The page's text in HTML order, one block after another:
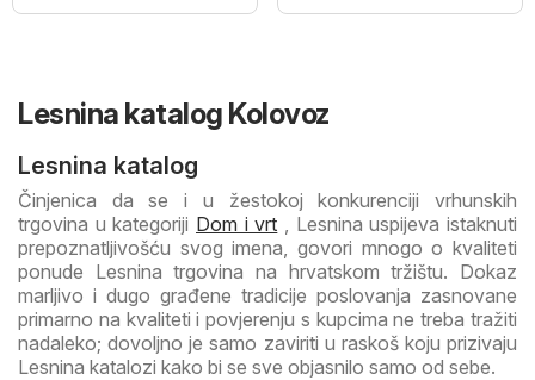
Lesnina katalog Kolovoz
Lesnina katalog
Činjenica da se i u žestokoj konkurenciji vrhunskih
trgovina u kategoriji Dom i vrt , Lesnina uspijeva istaknuti
prepoznatljivošću svog imena, govori mnogo o kvaliteti
ponude Lesnina trgovina na hrvatskom tržištu. Dokaz
marljivo i dugo građene tradicije poslovanja zasnovane
primarno na kvaliteti i povjerenju s kupcima ne treba tražiti
nadaleko; dovoljno je samo zaviriti u raskoš koju prizivaju
Lesnina katalozi kako bi se sve objasnilo samo od sebe.